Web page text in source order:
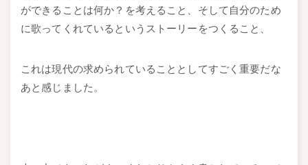
ができることは何か？を考えること、そして自分のため
に歌ってくれているというストーリーをつくること、
これは現代の求められていることとしてすごく重要だな
あと感じました。